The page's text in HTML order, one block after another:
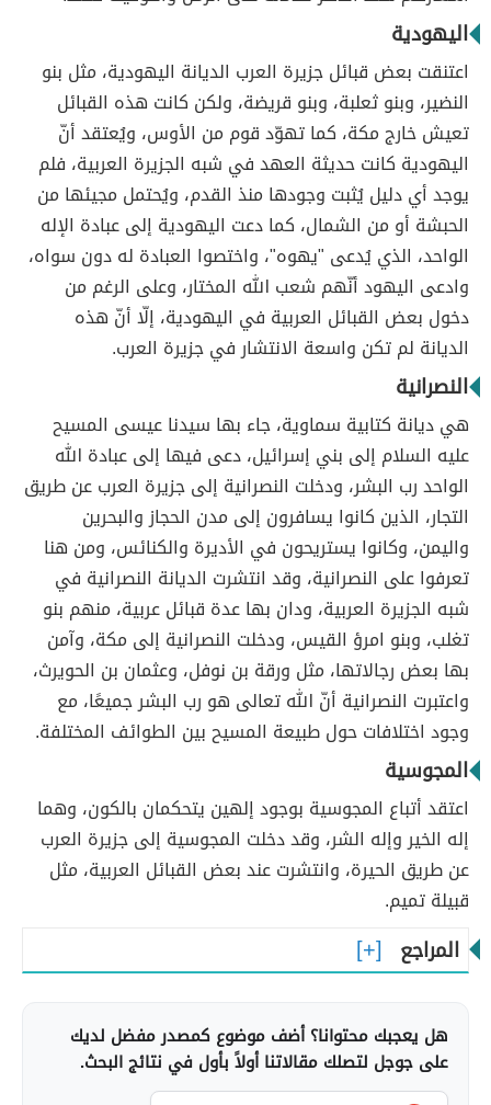
اليهودية
اعتنقت بعض قبائل جزيرة العرب الديانة اليهودية، مثل بنو
النضير، وبنو ثعلبة، وبنو قريضة، ولكن كانت هذه القبائل
تعيش خارج مكة، كما تهوّد قوم من الأوس، ويُعتقد أنّ
اليهودية كانت حديثة العهد في شبه الجزيرة العربية، فلم
يوجد أي دليل يُثبت وجودها منذ القدم، ويُحتمل مجيئها من
الحبشة أو من الشمال، كما دعت اليهودية إلى عبادة الإله
الواحد، الذي يُدعى "يهوه"، واختصوا العبادة له دون سواه،
وادعى اليهود أنّهم شعب الله المختار، وعلى الرغم من
دخول بعض القبائل العربية في اليهودية، إلّا أنّ هذه
الديانة لم تكن واسعة الانتشار في جزيرة العرب.
النصرانية
هي ديانة كتابية سماوية، جاء بها سيدنا عيسى المسيح
عليه السلام إلى بني إسرائيل، دعى فيها إلى عبادة الله
الواحد رب البشر، ودخلت النصرانية إلى جزيرة العرب عن طريق
التجار، الذين كانوا يسافرون إلى مدن الحجاز والبحرين
واليمن، وكانوا يستريحون في الأديرة والكنائس، ومن هنا
تعرفوا على النصرانية، وقد انتشرت الديانة النصرانية في
شبه الجزيرة العربية، ودان بها عدة قبائل عربية، منهم بنو
تغلب، وبنو امرؤ القيس، ودخلت النصرانية إلى مكة، وآمن
بها بعض رجالاتها، مثل ورقة بن نوفل، وعثمان بن الحويرث،
واعتبرت النصرانية أنّ الله تعالى هو رب البشر جميعًا، مع
وجود اختلافات حول طبيعة المسيح بين الطوائف المختلفة.
المجوسية
اعتقد أتباع المجوسية بوجود إلهين يتحكمان بالكون، وهما
إله الخير وإله الشر، وقد دخلت المجوسية إلى جزيرة العرب
عن طريق الحيرة، وانتشرت عند بعض القبائل العربية، مثل
قبيلة تميم.
المراجع
هل يعجبك محتوانا؟ أضف موضوع كمصدر مفضل لديك
على جوجل لتصلك مقالاتنا أولاً بأول في نتائج البحث.